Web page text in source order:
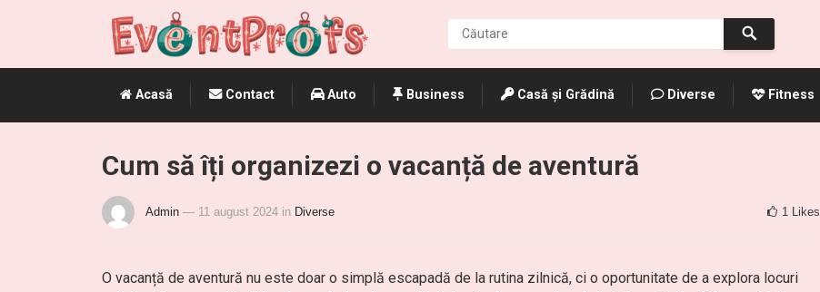
Acasă Contact Auto Business Casă și Grădină Diverse Fitness
Cum să îți organizezi o vacanță de aventură
Admin — 11 august 2024 in Diverse 1 Likes
O vacanță de aventură nu este doar o simplă escapadă de la rutina zilnică, ci o oportunitate de a explora locuri